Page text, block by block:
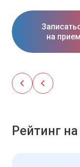
на прием
Рейтинг